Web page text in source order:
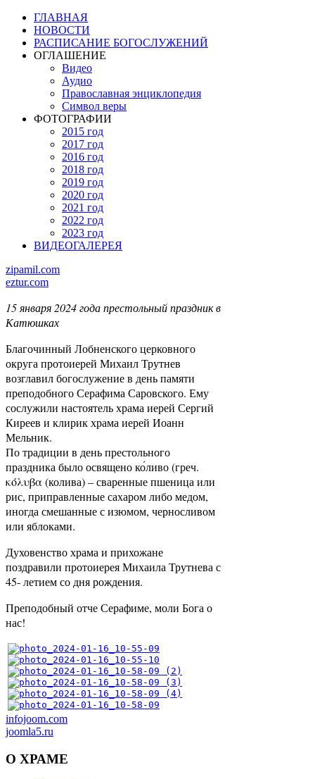
ГЛАВНАЯ
НОВОСТИ
РАСПИСАНИЕ БОГОСЛУЖЕНИЙ
ОГЛАШЕНИЕ
Видео
Аудио
Православная энциклопедия
Символ веры
ФОТОГРАФИИ
2015 год
2017 год
2016 год
2018 год
2019 год
2020 год
2021 год
2022 год
2023 год
ВИДЕОГАЛЕРЕЯ
zipamil.com
eztur.com
15 января 2024 года престольный праздник в
Катюшках
Благочинный Лобненского церковного
округа протоиерей Михаил Трутнев
возглавил богослужение в день памяти
преподобного Серафима Саровского. Ему
сослужили настоятель храма иерей Сергий
Киреев и клирик храма иерей Иоанн
Мельник.
По традиции в день престольного
праздника было освящено ко́ливо (греч.
κόλυβα (колива) – сваренные пшеница или
рис, приправленные сахаром либо медом,
иногда смешанные с изюмом, черносливом
или яблоками.
Духовенство храма и прихожане
поздравили протоиерея Михаила Трутнева с
45- летием со дня рождения.
Преподобный отче Серафиме, моли Бога о
нас!
infojoom.com
joomla5.ru
О ХРАМЕ